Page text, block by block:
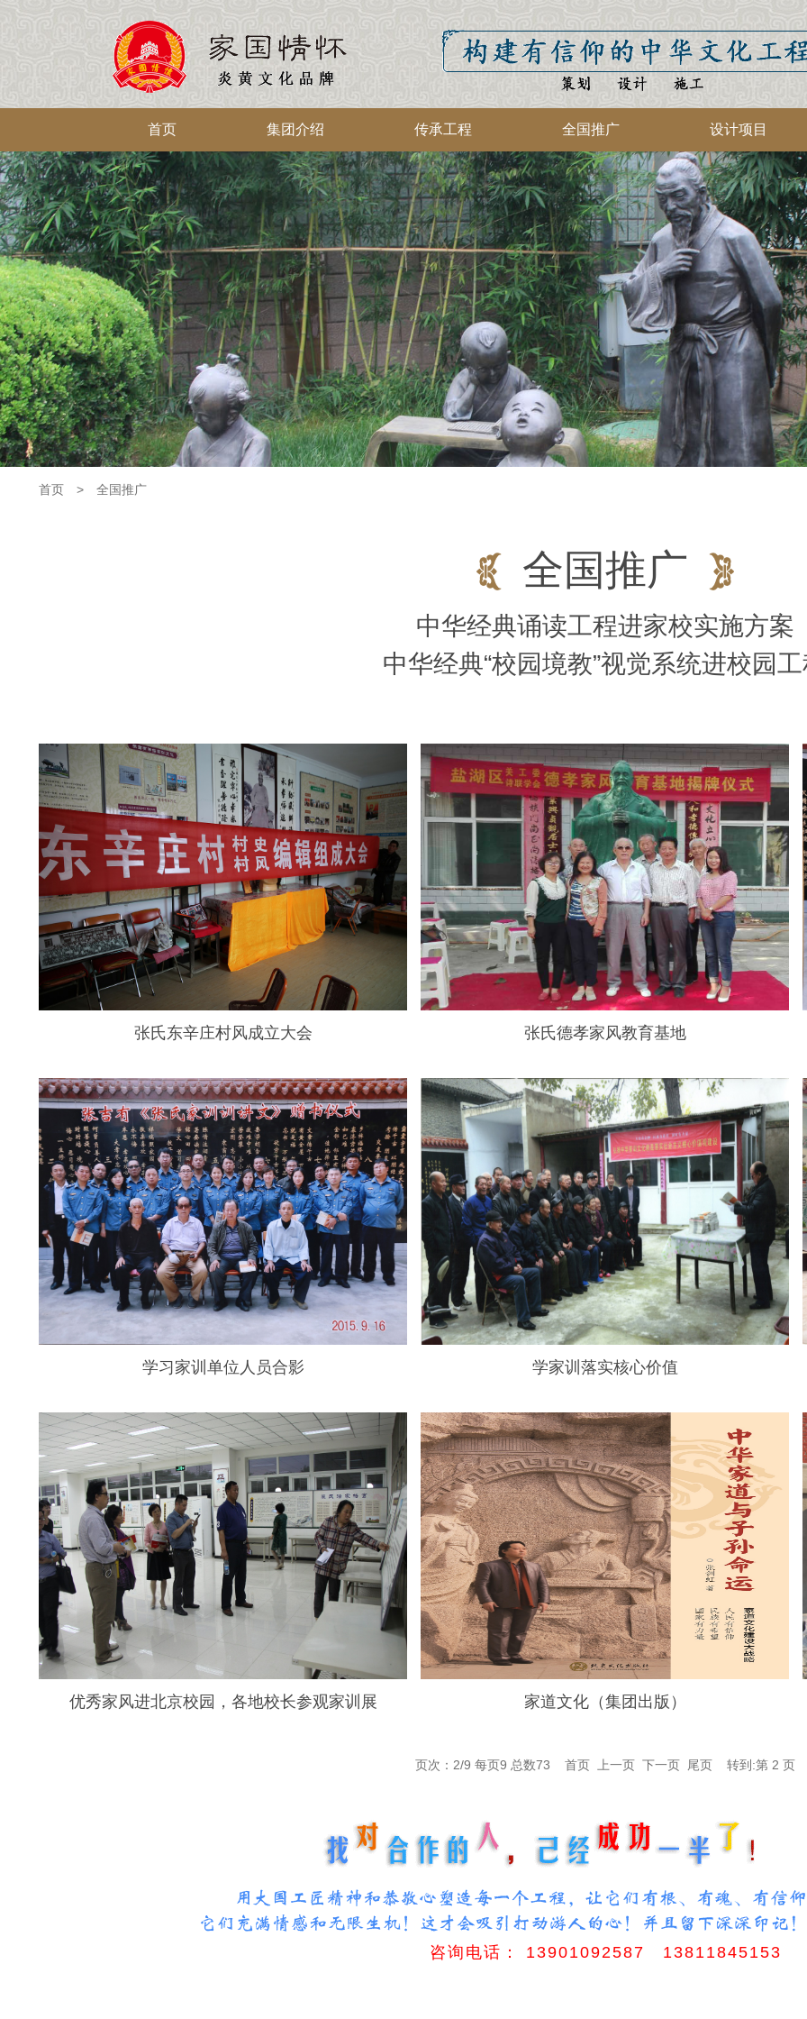
首页 集团介绍 传承工程 全国推广 设计项目
集团介绍 智库简介 民族品牌 家校战略
中华草本 中华礼仪 立志梦想 健康工程
经典文化 展馆文化 展
首页 > 全国推广
全国推广
中华经典诵读工程进家校实施方案
中华经典“校园境教”视觉系统进校园
张氏东辛庄村风成立大会 张氏德孝家风教育基地
学习家训单位人员合影 学家训落实核心价值
优秀家风进北京校园，各地校长参观家训展 家道文化（集团出版）
页次：2/9 每页9 总数73 首页 上一页 下一页 尾页 转到:
咨询电话： 13901092587 13811845153